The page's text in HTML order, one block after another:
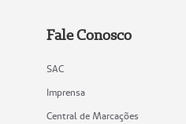
Fale Conosco
SAC
Imprensa
Central de Marcações